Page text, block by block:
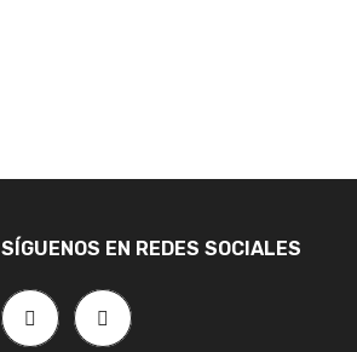
SÍGUENOS EN REDES SOCIALES